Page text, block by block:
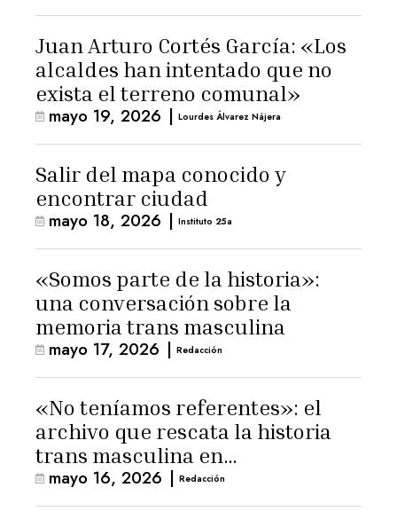
Juan Arturo Cortés García: «Los
alcaldes han intentado que no
exista el terreno comunal»
mayo 19, 2026 | Lourdes Álvarez Nájera
Salir del mapa conocido y
encontrar ciudad
mayo 18, 2026 | Instituto 25a
«Somos parte de la historia»:
una conversación sobre la
memoria trans masculina
mayo 17, 2026 | Redacción
«No teníamos referentes»: el
archivo que rescata la historia
trans masculina en
Latinoamérica
mayo 16, 2026 | Redacción